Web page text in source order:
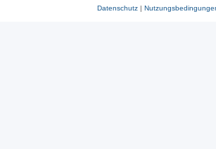
Datenschutz|